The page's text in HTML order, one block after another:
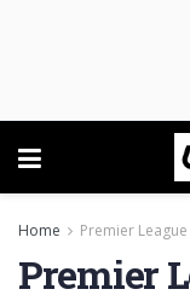
Home Premier League
Premier